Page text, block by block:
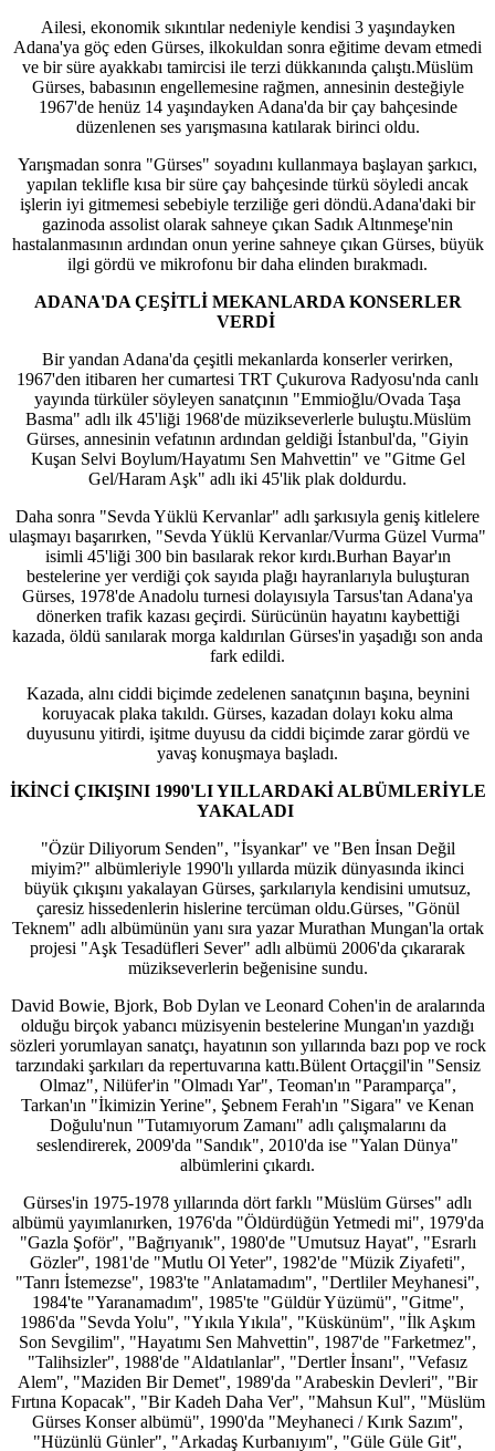
Ailesi, ekonomik sıkıntılar nedeniyle kendisi 3 yaşındayken
Adana'ya göç eden Gürses, ilkokuldan sonra eğitime devam etmedi
ve bir süre ayakkabı tamircisi ile terzi dükkanında çalıştı.Müslüm
Gürses, babasının engellemesine rağmen, annesinin desteğiyle
1967'de henüz 14 yaşındayken Adana'da bir çay bahçesinde
düzenlenen ses yarışmasına katılarak birinci oldu.
Yarışmadan sonra "Gürses" soyadını kullanmaya başlayan şarkıcı,
yapılan teklifle kısa bir süre çay bahçesinde türkü söyledi ancak
işlerin iyi gitmemesi sebebiyle terziliğe geri döndü.Adana'daki bir
gazinoda assolist olarak sahneye çıkan Sadık Altınmeşe'nin
hastalanmasının ardından onun yerine sahneye çıkan Gürses, büyük
ilgi gördü ve mikrofonu bir daha elinden bırakmadı.
ADANA'DA ÇEŞİTLİ MEKANLARDA KONSERLER
VERDİ
Bir yandan Adana'da çeşitli mekanlarda konserler verirken,
1967'den itibaren her cumartesi TRT Çukurova Radyosu'nda canlı
yayında türküler söyleyen sanatçının "Emmioğlu/Ovada Taşa
Basma" adlı ilk 45'liği 1968'de müzikseverlerle buluştu.Müslüm
Gürses, annesinin vefatının ardından geldiği İstanbul'da, "Giyin
Kuşan Selvi Boylum/Hayatımı Sen Mahvettin" ve "Gitme Gel
Gel/Haram Aşk" adlı iki 45'lik plak doldurdu.
Daha sonra "Sevda Yüklü Kervanlar" adlı şarkısıyla geniş kitlelere
ulaşmayı başarırken, "Sevda Yüklü Kervanlar/Vurma Güzel Vurma"
isimli 45'liği 300 bin basılarak rekor kırdı.Burhan Bayar'ın
bestelerine yer verdiği çok sayıda plağı hayranlarıyla buluşturan
Gürses, 1978'de Anadolu turnesi dolayısıyla Tarsus'tan Adana'ya
dönerken trafik kazası geçirdi. Sürücünün hayatını kaybettiği
kazada, öldü sanılarak morga kaldırılan Gürses'in yaşadığı son anda
fark edildi.
Kazada, alnı ciddi biçimde zedelenen sanatçının başına, beynini
koruyacak plaka takıldı. Gürses, kazadan dolayı koku alma
duyusunu yitirdi, işitme duyusu da ciddi biçimde zarar gördü ve
yavaş konuşmaya başladı.
İKİNCİ ÇIKIŞINI 1990'LI YILLARDAKİ ALBÜMLERİYLE
YAKALADI
"Özür Diliyorum Senden", "İsyankar" ve "Ben İnsan Değil
miyim?" albümleriyle 1990'lı yıllarda müzik dünyasında ikinci
büyük çıkışını yakalayan Gürses, şarkılarıyla kendisini umutsuz,
çaresiz hissedenlerin hislerine tercüman oldu.Gürses, "Gönül
Teknem" adlı albümünün yanı sıra yazar Murathan Mungan'la ortak
projesi "Aşk Tesadüfleri Sever" adlı albümü 2006'da çıkararak
müzikseverlerin beğenisine sundu.
David Bowie, Bjork, Bob Dylan ve Leonard Cohen'in de aralarında
olduğu birçok yabancı müzisyenin bestelerine Mungan'ın yazdığı
sözleri yorumlayan sanatçı, hayatının son yıllarında bazı pop ve rock
tarzındaki şarkıları da repertuvarına kattı.Bülent Ortaçgil'in "Sensiz
Olmaz", Nilüfer'in "Olmadı Yar", Teoman'ın "Paramparça",
Tarkan'ın "İkimizin Yerine", Şebnem Ferah'ın "Sigara" ve Kenan
Doğulu'nun "Tutamıyorum Zamanı" adlı çalışmalarını da
seslendirerek, 2009'da "Sandık", 2010'da ise "Yalan Dünya"
albümlerini çıkardı.
Gürses'in 1975-1978 yıllarında dört farklı "Müslüm Gürses" adlı
albümü yayımlanırken, 1976'da "Öldürdüğün Yetmedi mi", 1979'da
"Gazla Şoför", "Bağrıyanık", 1980'de "Umutsuz Hayat", "Esrarlı
Gözler", 1981'de "Mutlu Ol Yeter", 1982'de "Müzik Ziyafeti",
"Tanrı İstemezse", 1983'te "Anlatamadım", "Dertliler Meyhanesi",
1984'te "Yaranamadım", 1985'te "Güldür Yüzümü", "Gitme",
1986'da "Sevda Yolu", "Yıkıla Yıkıla", "Küskünüm", "İlk Aşkım
Son Sevgilim", "Hayatımı Sen Mahvettin", 1987'de "Farketmez",
"Talihsizler", 1988'de "Aldatılanlar", "Dertler İnsanı", "Vefasız
Alem", "Maziden Bir Demet", 1989'da "Arabeskin Devleri", "Bir
Fırtına Kopacak", "Bir Kadeh Daha Ver", "Mahsun Kul", "Müslüm
Gürses Konser albümü", 1990'da "Meyhaneci / Kırık Sazım",
"Hüzünlü Günler", "Arkadaş Kurbanıyım", "Güle Güle Git",